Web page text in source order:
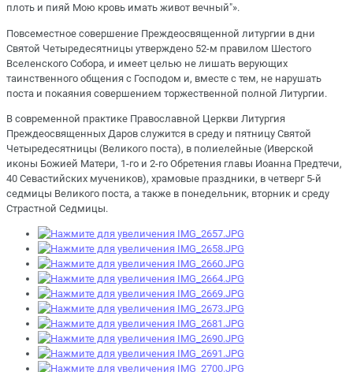
плоть и пияй Мою кровь имать живот вечный"».
Повсеместное совершение Преждеосвященной литургии в дни
Святой Четыредесятницы утверждено 52-м правилом Шестого
Вселенского Собора, и имеет целью не лишать верующих
таинственного общения с Господом и, вместе с тем, не нарушать
поста и покаяния совершением торжественной полной Литургии.
В современной практике Православной Церкви Литургия
Преждеосвященных Даров служится в среду и пятницу Святой
Четыредесятницы (Великого поста), в полиелейные (Иверской
иконы Божией Матери, 1-го и 2-го Обретения главы Иоанна Предтечи,
40 Севастийских мучеников), храмовые праздники, в четверг 5-й
седмицы Великого поста, а также в понедельник, вторник и среду
Страстной Седмицы.